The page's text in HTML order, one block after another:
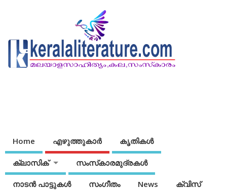
Home എഴുത്തുകാര്‍ കൃതികൾ
ക്ലാസിക് സംസ്‌കാരമുദ്രകള്‍
നാടന്‍ പാട്ടുകള്‍ സംഗീതം News ക്വിസ്